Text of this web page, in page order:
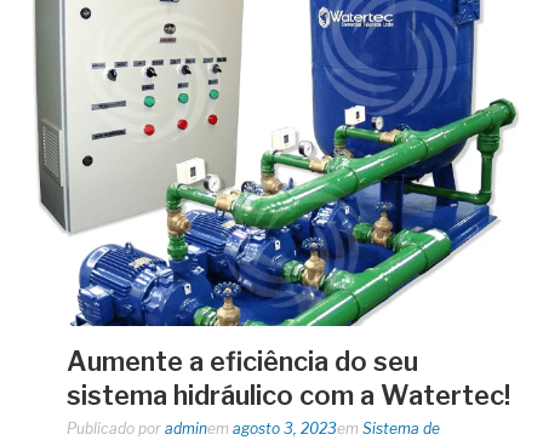
Aumente a eficiência do seu
sistema hidráulico com a Watertec!
Publicado por adminem agosto 3, 2023em Sistema de